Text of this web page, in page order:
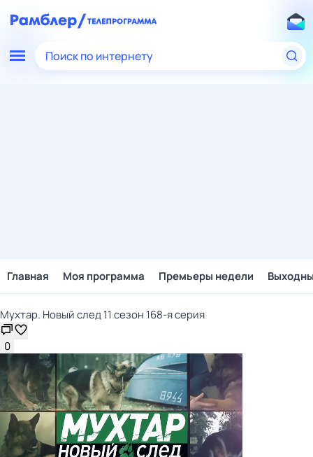
Поиск по интернету
Главная Моя программа Премьеры недели
Мухтар. Новый след 11 сезон 168-я серия
0